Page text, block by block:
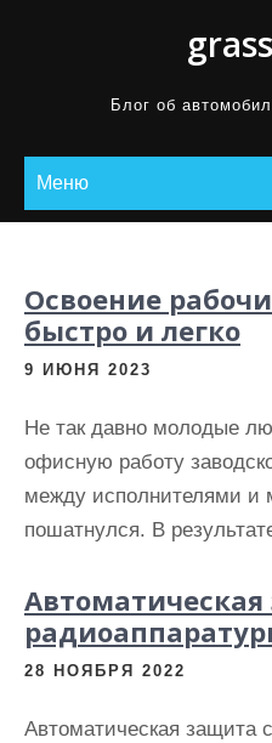
а
Блог об
Меню
Освоение
быстро и легко
9 ИЮНЯ 2023
Не так давно молодые
офисную работу
между исполнителями и
пошатнулся. В
28 НОЯБРЯ 2022
Автоматическая защита